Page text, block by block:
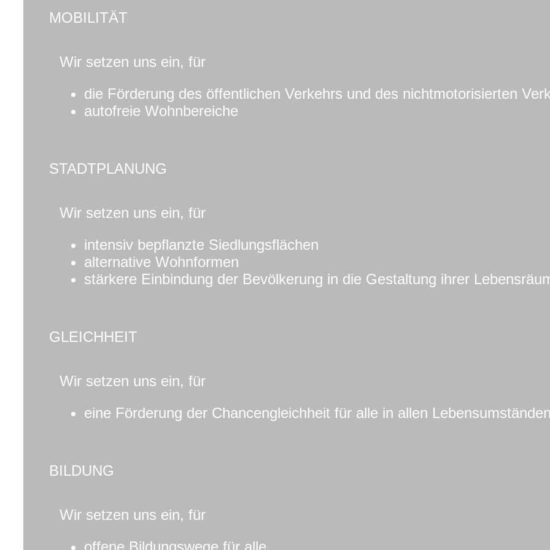
MOBILITÄT
Wir setzen uns ein, für
die Förderung des öffentlichen Verkehrs und des nichtmotorisierten
autofreie Wohnbereiche
STADTPLANUNG
Wir setzen uns ein, für
intensiv bepflanzte Siedlungsflächen
alternative Wohnformen
stärkere Einbindung der Bevölkerung in die Gestaltung ihrer
GLEICHHEIT
Wir setzen uns ein, für
eine Förderung der Chancengleichheit für alle in allen
BILDUNG
Wir setzen uns ein, für
offene Bildungswege für alle